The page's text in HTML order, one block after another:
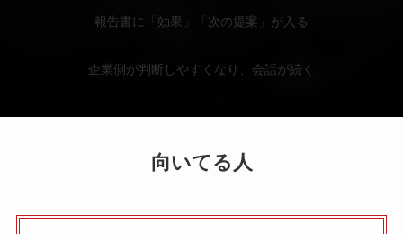
報告書に「効果」「次の提案」が入る
企業側が判断しやすくなり、会話が続く
向いてる人